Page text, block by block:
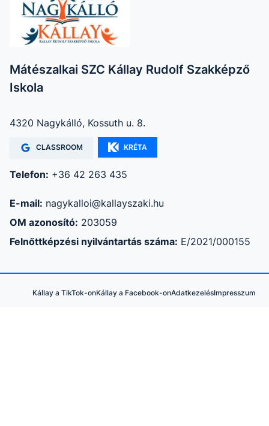
Mátészalkai SZC Kállay Rudolf Szakképző
Iskola
4320 Nagykálló, Kossuth u. 8.
CLASSROOM KRÉTA
Telefon: +36 42 263 435
E-mail: nagykalloi@kallayszaki.hu
OM azonosító: 203059
Felnőttképzési nyilvántartás száma: E/2021/000155
Kállay a TikTok-onKállay a Facebook-onAdatkezelésImpresszum